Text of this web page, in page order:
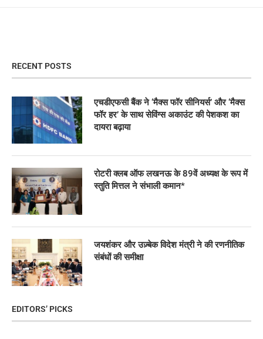
RECENT POSTS
एचडीएफसी बैंक ने ‘मैक्स फॉर सीनियर्स’ और ‘मैक्स
फॉर हर’ के साथ सेविंग्स अकाउंट की पेशकश का
दायरा बढ़ाया
रोटरी क्लब ऑफ लखनऊ के 89वें अध्यक्ष के रूप में
स्तुति मित्तल ने संभाली कमान*
जयशंकर और उज़्बेक विदेश मंत्री ने की रणनीतिक
संबंधों की समीक्षा
EDITORS’ PICKS